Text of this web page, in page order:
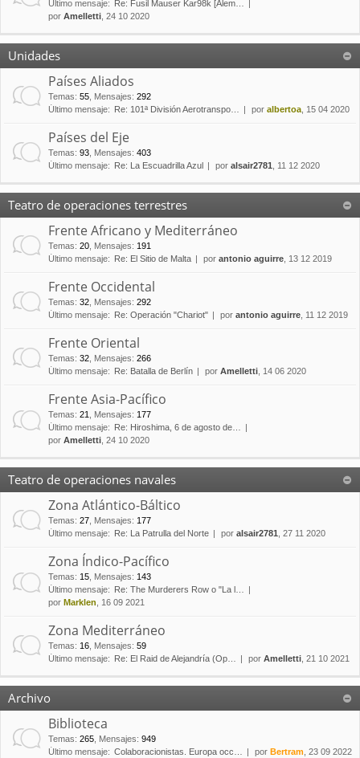
Último mensaje:
Re: Fusil Mauser Kar98k [Alem…
por Amelletti , 24 10 2020
Unidades
Países Aliados
Temas: 55 Mensajes: 292
Último mensaje:
Re: 101ª División Aerotranspo… por albertoa , 15 04 2020
Países del Eje
Temas: 93 Mensajes: 403
Último mensaje:
Re: La Escuadrilla Azul por alsair2781 , 11 12 2020
Teatro de operaciones terrestres
Frente Africano y Mediterráneo
Temas: 20 Mensajes: 191
Último mensaje:
Re: El Sitio de Malta por antonio aguirre , 13 12 2019
Frente Occidental
Temas: 32 Mensajes: 292
Último mensaje:
Re: Operación "Chariot" por antonio aguirre , 11 12 2019
Frente Oriental
Temas: 32 Mensajes: 266
Último mensaje:
Re: Batalla de Berlín por Amelletti , 14 06 2020
Frente Asia-Pacífico
Temas: 21 Mensajes: 177
Último mensaje:
Re: Hiroshima, 6 de agosto de…
por Amelletti , 24 10 2020
Teatro de operaciones navales
Zona Atlántico-Báltico
Temas: 27 Mensajes: 177
Último mensaje:
Re: La Patrulla del Norte por alsair2781 , 27 11 2020
Zona Índico-Pacífico
Temas: 15 Mensajes: 143
Último mensaje:
Re: The Murderers Row o "La l…
por Marklen , 16 09 2021
Zona Mediterráneo
Temas: 16 Mensajes: 59
Último mensaje:
Re: El Raid de Alejandría (Op… por Amelletti , 21 10 2021
Archivo
Biblioteca
Temas: 265 Mensajes: 949
Último mensaje: Colaboracionistas. Europa occ… por Bertram , 23 09 2022